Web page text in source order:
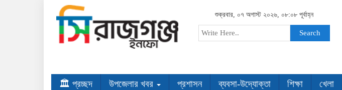
শুক্রবার, ০৭ অগাস্ট ২০২৬, ০৮:০৮ পূর্বাহ্ন
Search
🏛 প্রচ্ছদ উপজেলার খবর প্রশাসন ব্যবসা-উদ্যোক্তা শিক্ষা খেলা